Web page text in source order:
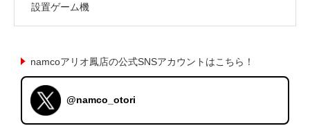
設置ゲーム機
namcoアリオ鳳店の公式SNSアカウントはこちら！
@namco_otori